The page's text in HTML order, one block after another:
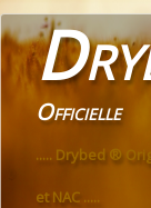
Officielle
..... Drybed ®
et NAC .....